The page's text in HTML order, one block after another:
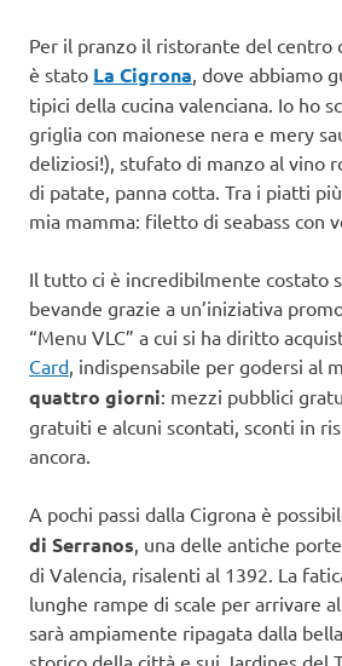
Per il pranzo il ristorante del centro
è stato La Cigrona , dove abbiamo
tipici della cucina valenciana. Io ho
griglia con maionese nera e mery
deliziosi!), stufato di manzo al vino
di patate, panna cotta. Tra i piatti
mia mamma: filetto di seabass con
Il tutto ci è incredibilmente costato
bevande grazie a un’iniziativa
“Menu VLC” a cui si ha diritto
Card , indispensabile per godersi al
quattro giorni: mezzi pubblici
gratuiti e alcuni scontati, sconti in
ancora.
A pochi passi dalla Cigrona è
di Serranos , una delle antiche
di Valencia, risalenti al 1392. La
lunghe rampe di scale per arrivare
sarà ampiamente ripagata dalla
storico della città e sui Jardines del